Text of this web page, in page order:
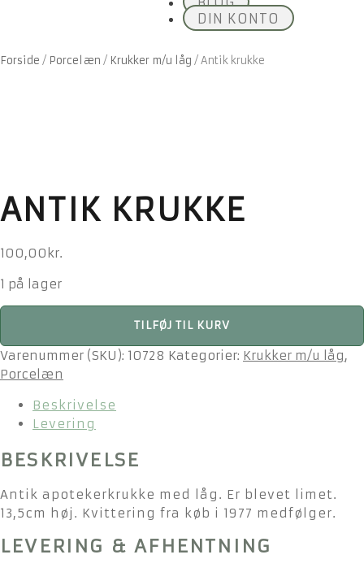
DIN KONTO
Forside / Porcelæn / Krukker m/u låg /Antik krukke
ANTIK KRUKKE
100,00 kr.
1 på lager
Antik
antal
TILFØJ TIL KURV
Varenummer (SKU): 10728 Kategorier: Krukker m/u låg,
Porcelæn
Beskrivelse
Levering
BESKRIVELSE
Antik apotekerkrukke med låg. Er blevet limet.
13,5cm høj. Kvittering fra køb i 1977 medfølger.
LEVERING & AFHENTNING